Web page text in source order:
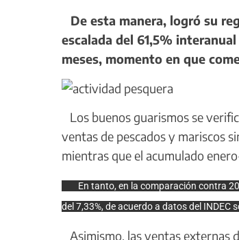
De esta manera, logró su
escalada del 61,5%
meses, momento en que
Los buenos guarismos se
ventas de pescados y mariscos
mientras que el acumulado
En tanto, en la comparación contra
del 7,33%, de acuerdo a datos del
Asimismo, las ventas externas